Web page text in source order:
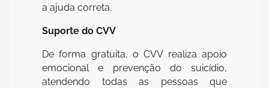
a ajuda correta.
Suporte do CVV
De forma gratuita, o CVV realiza apoio
emocional e prevenção do suicídio,
atendendo todas as pessoas que